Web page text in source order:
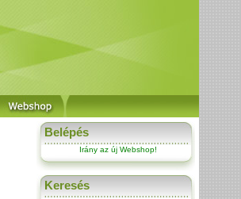
Belépés
Irány az új Webshop!
Keresés